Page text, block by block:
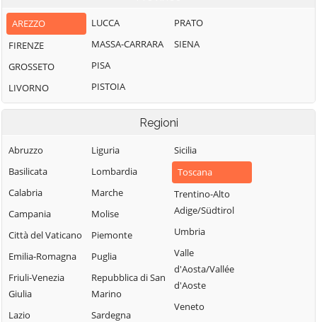
Castelfranco
Piandiscò
Castiglion
Fibocchi
Castiglion
Fiorentino
Marciano della
Chiana
Monte San
Savino
Montemignaio
AREZZO
FIRENZE
GROSSETO
LIVORNO
LUCCA
MASSA-CARRARA
PISA
PISTOIA
PRATO
SIENA
Regioni
Abruzzo
Basilicata
Calabria
Campania
Città del Vaticano
Emilia-Romagna
Friuli-Venezia
Giulia
Lazio
Liguria
Lombardia
Marche
Molise
Piemonte
Puglia
Repubblica di San
Marino
Sardegna
Sicilia
Toscana
Trentino-Alto
Adige/Südtirol
Umbria
Valle
d'Aosta/Vallée
d'Aoste
Veneto